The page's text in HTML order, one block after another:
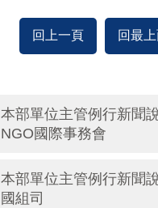
回上一頁 回最
本部單位主管例行新聞
NGO國際事務會
本部單位主管例行新聞
國組司